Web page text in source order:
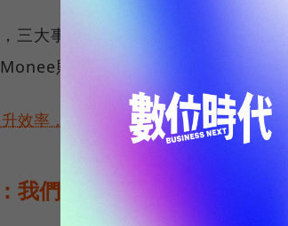
三大事業皆實現獲利，集團整體毛
則以高獲利能力脫穎而出，
效率，永續決定未來！全球永續指標
我們對全年表現更具信心！